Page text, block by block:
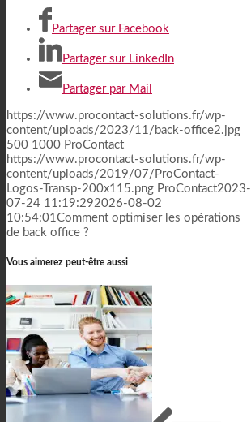
Partager sur Facebook
Partager sur LinkedIn
Partager par Mail
https://www.procontact-solutions.fr/wp-
content/uploads/2023/11/back-office2.jpg
500 1000 ProContact
https://www.procontact-solutions.fr/wp-
content/uploads/2019/07/ProContact-
Logos-Transp-200x115.png ProContact2023-
07-24 11:19:292026-08-02
10:54:01 Comment optimiser les opérations
de back office ?
Vous aimerez peut-être aussi